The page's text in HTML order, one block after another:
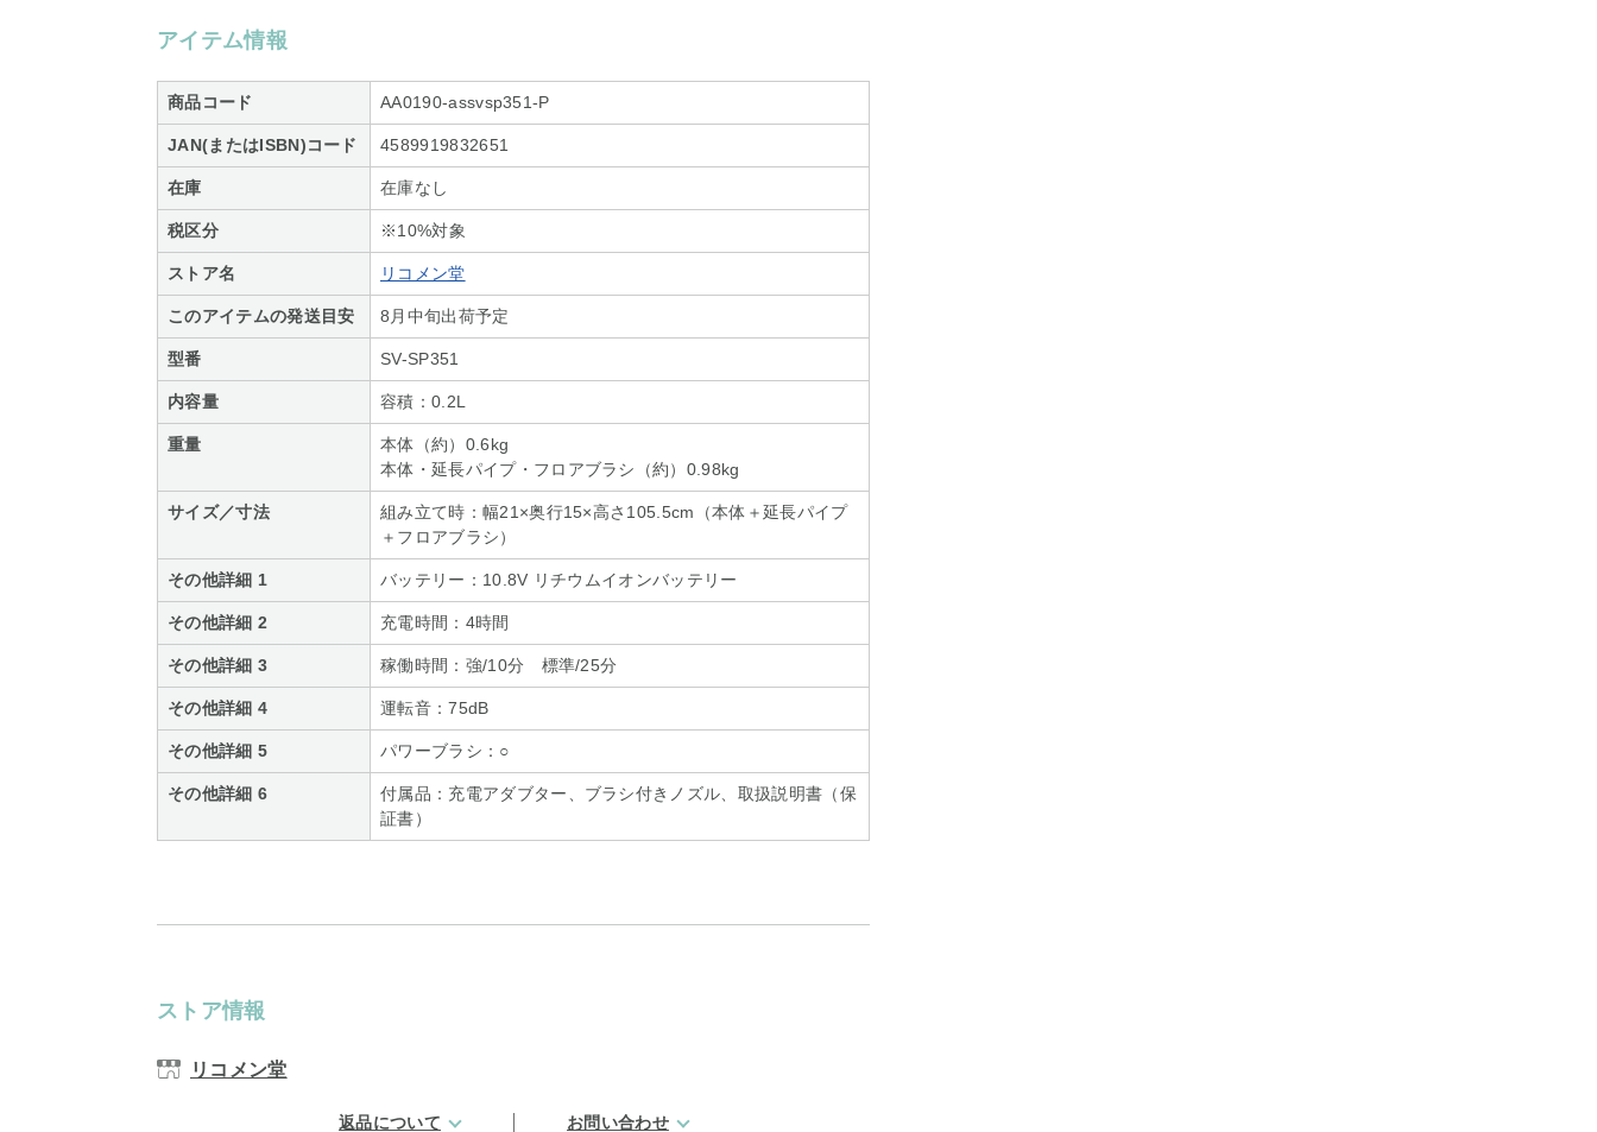
アイテム情報
商品コード AA0190-assvsp351-P
JAN(またはISBN)コード 4589919832651
在庫 在庫なし
税区分 ※10%対象
ストア名 リコメン堂
このアイテムの発送目安 8月中旬出荷予定
型番 SV-SP351
内容量 容積：0.2L
重量
本体（約）0.6kg
本体・延長パイプ・フロアブラシ（約）0.98kg
サイズ／寸法
組み立て時：幅21×奥行15×高さ105.5cm（本体＋延長パイプ
＋フロアブラシ）
その他詳細 1 バッテリー：10.8V リチウムイオンバッテリー
その他詳細 2 充電時間：4時間
その他詳細 3 稼働時間：強/10分 標準/25分
その他詳細 4 運転音：75dB
その他詳細 5 パワーブラシ：○
その他詳細 6
付属品：充電アダブター、ブラシ付きノズル、取扱説明書（保
証書）
ストア情報
リコメン堂
返品について お問い合わせ